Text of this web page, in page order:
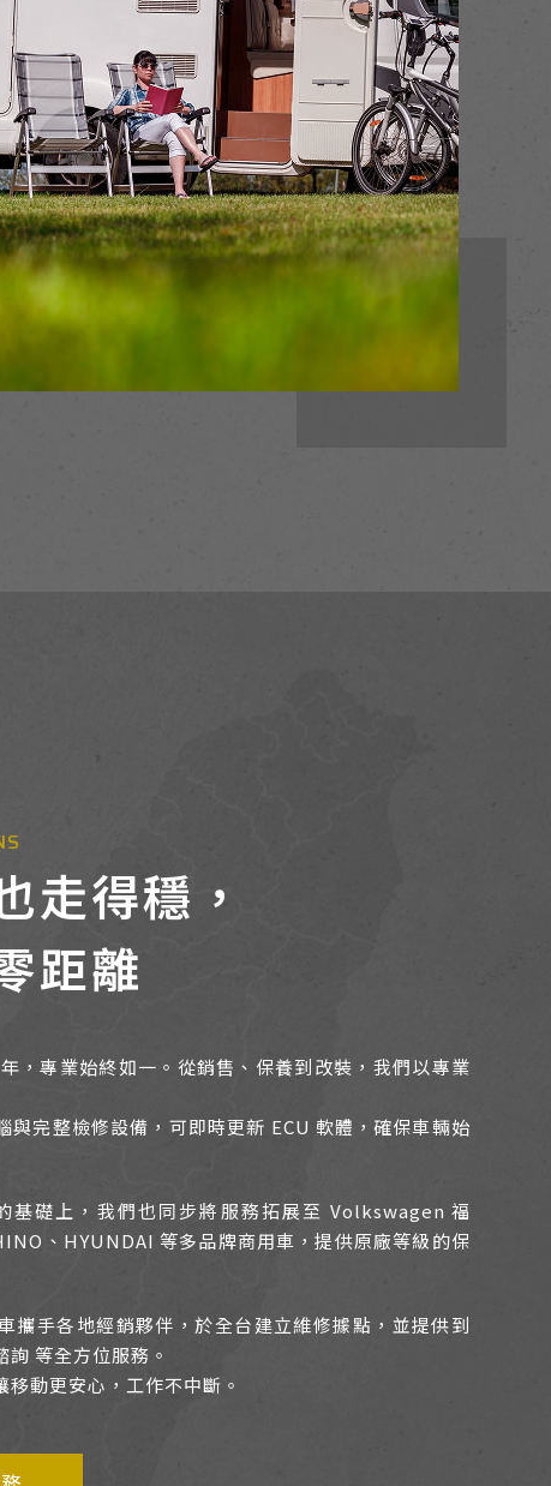
走得穩，
距離
，專業始終如一。從銷售、保養到改裝，我們以專業
與完整檢修設備，可即時更新 ECU 軟體，確保車輛始
基礎上，我們也同步將服務拓展至 Volkswagen 福
、HYUNDAI 等多品牌商用車，提供原廠等級的保
攜手各地經銷夥伴，於全台建立維修據點，並提供到
等全方位服務。
動更安心，工作不中斷。